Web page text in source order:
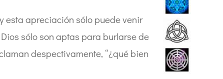
esta apreciación sólo puede venir
sólo son aptas para burlarse de
despectivamente, “¿qué bien